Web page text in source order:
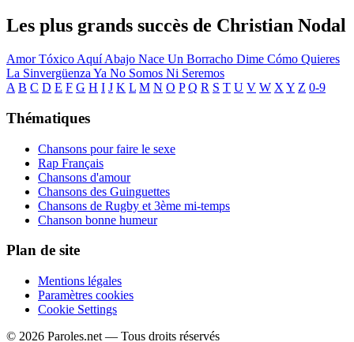
Les plus grands succès de Christian Nodal
Amor Tóxico Aquí Abajo Nace Un Borracho Dime Cómo Quieres
La Sinvergüenza Ya No Somos Ni Seremos
A B C D E F G H I J K L M N O P Q R S T U V W X Y Z 0-9
Thématiques
Chansons pour faire le sexe
Rap Français
Chansons d'amour
Chansons des Guinguettes
Chansons de Rugby et 3ème mi-temps
Chanson bonne humeur
Plan de site
Mentions légales
Paramètres cookies
Cookie Settings
© 2026 Paroles.net — Tous droits réservés